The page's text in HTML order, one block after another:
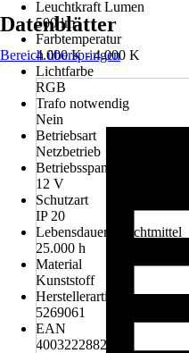
Leuchtkraft Lumen
500 lm
Farbtemperatur
4.000 K - 4.000 K
Lichtfarbe
RGB
Trafo notwendig
Nein
Betriebsart
Netzbetrieb
Betriebsspannung
12 V
Schutzart
IP 20
Lebensdauer Leuchtmittel
25.000 h
Material
Kunststoff
Herstellerartikelnummer
5269061
EAN
4003222882993
Datenblätter
Bereich überspringen